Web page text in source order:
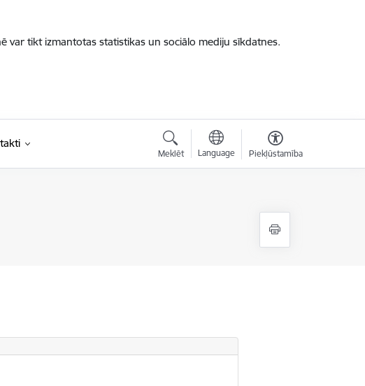
var tikt izmantotas statistikas un sociālo mediju sīkdatnes.
Meklēt Language Piekļūstamība